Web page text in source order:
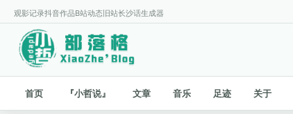
观影记录抖音作品B站动态 旧站长沙话生成器
首页 『小哲说』 文章 音乐 足迹 关于